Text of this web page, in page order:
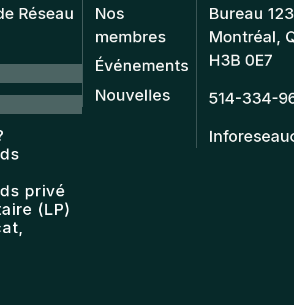
Réseau
privé
(LP)
Nos
membres
Événements
Nouvelles
Bureau
Montréal,
H3B 0E7
514-334-